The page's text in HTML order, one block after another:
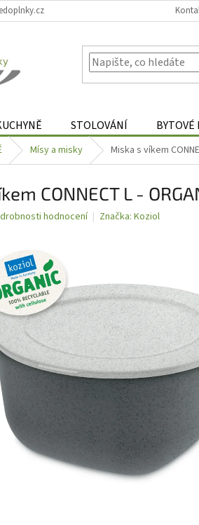
STOLOVÁNÍ BYTOVÉ
Mísy a misky Miska s víkem
CONNECT L -
hodnocení Značka: Koziol